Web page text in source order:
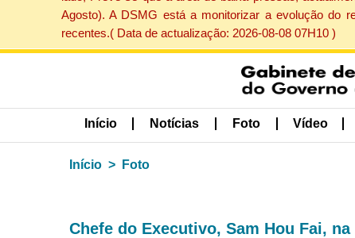
Agosto). A DSMG está a monitorizar a evolução do
recentes.( Data de actualização: 2026-08-08 07H10 )
Início Notícias Foto Vídeo
Início Foto
Chefe do Executivo, Sam Hou Fai,